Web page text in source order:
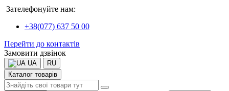
Зателефонуйте нам:
+38(077) 637 50 00
Перейти до контактів
Замовити дзвінок
UA
RU
Каталог товарів